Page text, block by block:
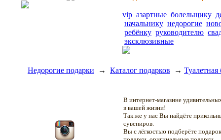
vip азартные болельщику
начальнику недорогие
ребёнку руководителю
эксклюзивные
Недорогие подарки → Каталог подарков →
В интернет-магазине
в вашей жизни!
Так же у нас Вы найдёте
сувениров.
Вы с лёгкостью подберёте